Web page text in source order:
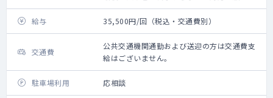
たします。
給与
35,500円/回（税込・交通費別）
交通費
公共交通機関通勤および送迎の方は交通費支
給はございません。
駐車場利用 応相談